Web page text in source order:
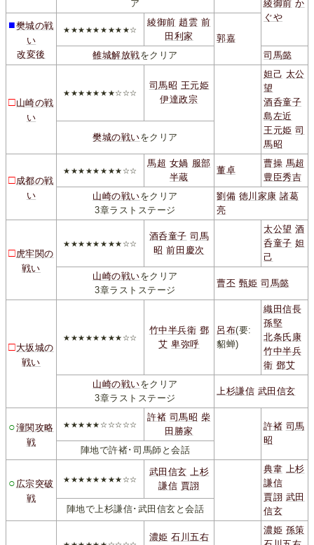
綾御前 か
ぐや
ア
■樊城の戦
い
改変後
★★★★★★★★★☆
綾御前 趙雲 前
田利家
郭嘉
雒城解放戦をクリア 司馬懿
□山崎の戦
い
★★★★★★★☆☆☆
司馬昭 王元姫
伊達政宗
妲己 太公
望
酒呑童子
島左近
王元姫 司
馬昭
樊城の戦いをクリア
□成都の戦
い
★★★★★★★★☆☆
馬超 女媧 服部
半蔵
董卓
曹操 馬超
豊臣秀吉
山崎の戦いをクリア
3章ラストステージ
劉備 徳川家康 諸葛
亮
□虎牢関の
戦い
★★★★★★★★☆☆
酒呑童子 司馬
昭 前田慶次
太公望 酒
呑童子 妲
己
山崎の戦いをクリア
3章ラストステージ
曹丕 甄姫 司馬懿
□大坂城の
戦い
★★★★★★★★☆☆
竹中半兵衛 鄧
艾 卑弥呼
呂布(要:
貂蝉)
織田信長
孫堅
北条氏康
竹中半兵
衛 鄧艾
山崎の戦いをクリア
3章ラストステージ
上杉謙信 武田信玄
○潼関攻略
戦
★★★★★☆☆☆☆☆
許褚 司馬昭 柴
田勝家
許褚 司馬
昭
陣地で許褚･司馬師と会話
○ 広宗突破
戦
★★★★★★★★☆☆
武田信玄 上杉
謙信 賈詡
典韋 上杉
謙信
賈詡 武田
信玄
陣地で上杉謙信･武田信玄と会話
濃姫 石川五右
濃姫 孫策